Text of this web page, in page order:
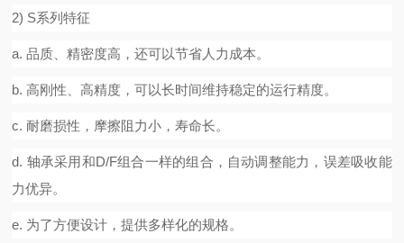
2) S系列特征
a.品质、精密度高，还可以节省人力成本。
b.高刚性、高精度，可以长时间维持稳定的运行精度。
c. 耐磨损性，摩擦阻力小，寿命长。
d. 轴承采用和D/F组合一样的组合，自动调整能力，误差吸收能
力优异。
e. 为了方便设计，提供多样化的规格。